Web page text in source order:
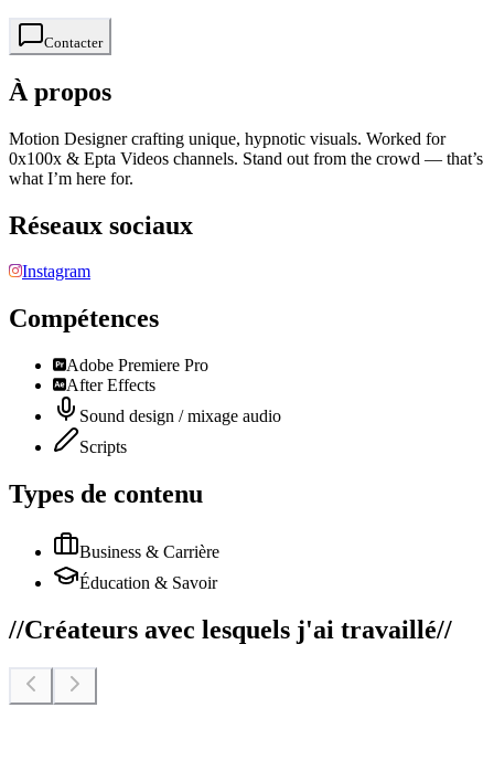
Contacter
À propos
Motion Designer crafting unique, hypnotic visuals. Worked for
0x100x & Epta Videos channels. Stand out from the crowd — that’s
what I’m here for.
Réseaux sociaux
Instagram
Compétences
Adobe Premiere Pro
After Effects
Sound design / mixage audio
Scripts
Types de contenu
Business & Carrière
Éducation & Savoir
//Créateurs avec lesquels j'ai travaillé//